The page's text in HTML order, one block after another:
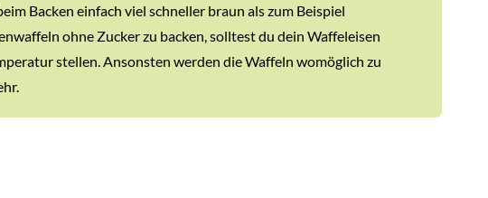
Backen einfach viel schneller braun als zum Beispiel
ohne Zucker zu backen, solltest du dein Waffeleisen
stellen. Ansonsten werden die Waffeln womöglich zu